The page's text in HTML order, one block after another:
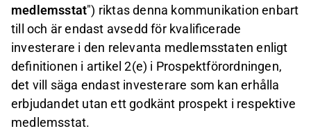
medlemsstat") riktas denna kommunikation enbart
till och är endast avsedd för kvalificerade
investerare i den relevanta medlemsstaten enligt
definitionen i artikel 2(e) i Prospektförordningen,
det vill säga endast investerare som kan erhålla
erbjudandet utan ett godkänt prospekt i respektive
medlemsstat.